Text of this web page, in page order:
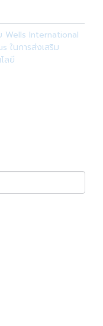
Wells International
ในการส่งเสริม
ลยี